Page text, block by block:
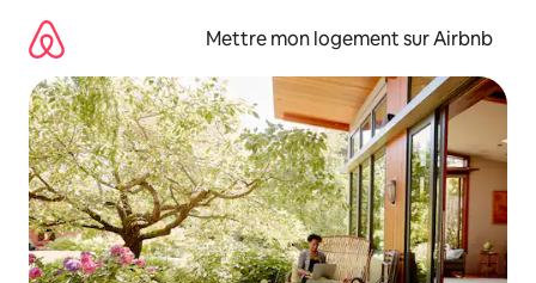
directement
contenu
Mettre mon logement sur Airbnb